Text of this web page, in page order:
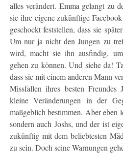
alles verändert. Emma gelangt zu
sie ihre eigene zukünftige
geschockt feststellen, dass sie
Um nur ja nicht den Jungen zu
wird, macht sie ihn ausfindig,
gehen zu können. Und siehe da!
dass sie mit einem anderen Mann
Missfallen ihres besten Freundes
kleine Veränderungen in der
maßgeblich bestimmen. Aber
sondern auch Joshs, und der ist
zukünftig mit dem beliebtesten
zu sein. Doch seine Warnungen